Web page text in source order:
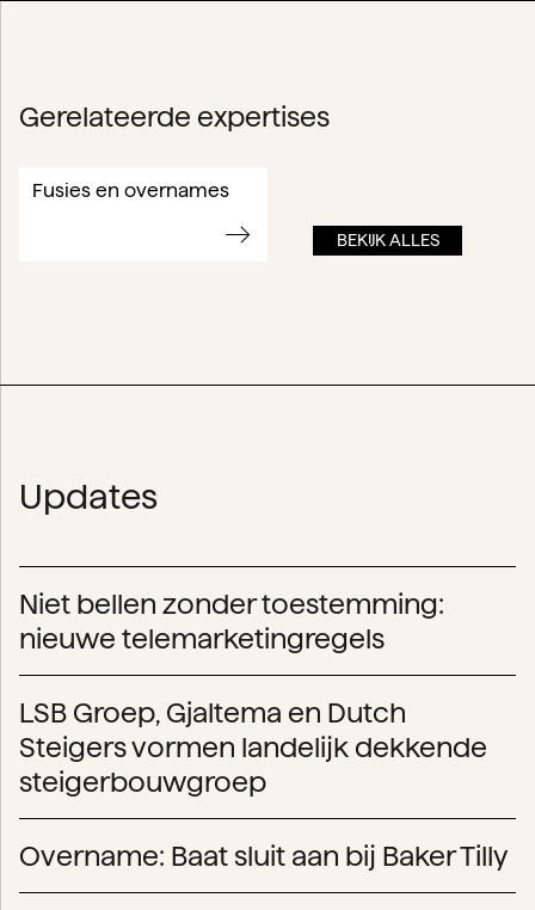
Gerelateerde expertises
Fusies en overnames
BEKIJK ALLES
Updates
Niet bellen zonder toestemming:
nieuwe telemarketingregels
LSB Groep, Gjaltema en Dutch
Steigers vormen landelijk dekkende
steigerbouwgroep
Overname: Baat sluit aan bij Baker Tilly